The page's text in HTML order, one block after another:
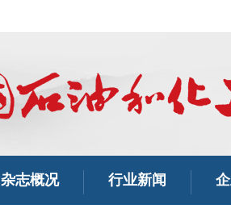
杂志概况 行业新闻